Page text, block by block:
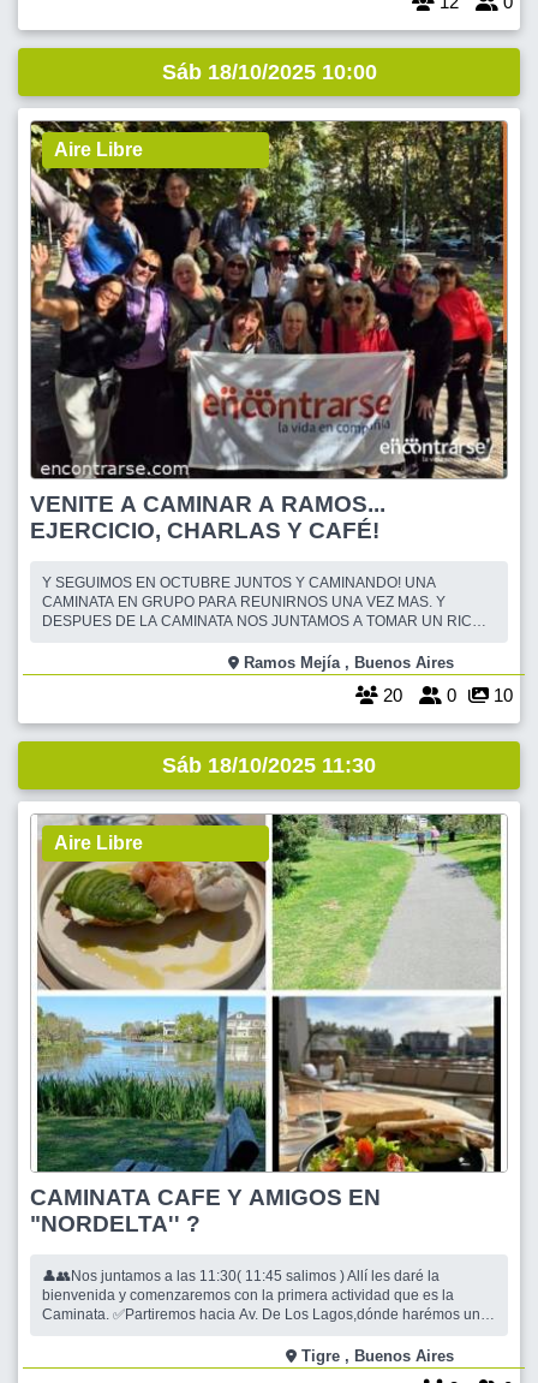
Sáb 18/10/2025 10:00
Aire Libre
VENITE A CAMINAR A RAMOS...
EJERCICIO, CHARLAS Y CAFÉ!
Y SEGUIMOS EN OCTUBRE JUNTOS Y CAMINANDO! UNA
CAMINATA EN GRUPO PARA REUNIRNOS UNA VEZ MAS. Y
DESPUES DE LA CAMINATA NOS JUNTAMOS A TOMAR UN RICO
PRIMAVERALES, ESPECIALES PARA UNA CAMINATA EN
COMPAÑÍA, CHARLANDO Y EJERCITANDO AL MISMO TIEMPO. EL
CIRCUITO AEROBICO DE "EL CAMPITO" SE ENCUENTRA A POCA
Ramos Mejía , Buenos Aires
20 0 10
Sáb 18/10/2025 11:30
Aire Libre
CAMINATA CAFE Y AMIGOS EN
"NORDELTA'' ?
👤👥Nos juntamos a las 11:30( 11:45 salimos ) Allí les daré la
bienvenida y comenzaremos con la primera actividad que es la
Caminata. ✅Partiremos hacia Av. De Los Lagos,dónde harémos una
etc.,y luego adentrarnos a Nordelta donde exploraremos la fauna
silvestre ( aves y Ca
Tigre , Buenos Aires